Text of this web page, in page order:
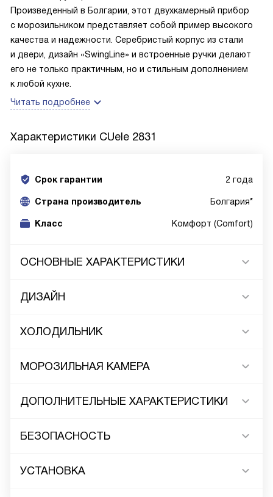
Произведенный в Болгарии, этот двухкамерный прибор
с морозильником представляет собой пример высокого
качества и надежности. Серебристый корпус из стали
и двери, дизайн «SwingLine» и встроенные ручки делают
его не только практичным, но и стильным дополнением
к любой кухне.
Читать подробнее
Характеристики CUele 2831
Срок гарантии 2 года
Cтрана производитель Болгария*
Класс Комфорт (Comfort)
ОСНОВНЫЕ ХАРАКТЕРИСТИКИ
ДИЗАЙН
ХОЛОДИЛЬНИК
МОРОЗИЛЬНАЯ КАМЕРА
ДОПОЛНИТЕЛЬНЫЕ ХАРАКТЕРИСТИКИ
БЕЗОПАСНОСТЬ
УСТАНОВКА